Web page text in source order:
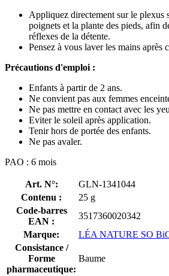
Appliquez directement sur le plexus
poignets et la plante des pieds, afin
réflexes de la détente.
Pensez à vous laver les mains après
Précautions d'emploi :
Enfants à partir de 2 ans.
Ne convient pas aux femmes
Ne pas mettre en contact avec les
Eviter le soleil après application.
Tenir hors de portée des enfants.
Ne pas avaler.
PAO : 6 mois
Art. N°:
GLN-1341044
Contenu :
25 g
Code-barres
EAN :
3517360020342
Marque:
LÉA NATURE SO
Consistance /
Forme
pharmaceutique:
Baume